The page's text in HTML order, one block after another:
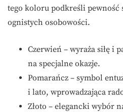
tego koloru podkreśli pewność
ognistych osobowości.
Czerwień – wyraża siłę i
na specjalne okazje.
Pomarańcz – symbol
i lato, wprowadzająca
Złoto – elegancki wybór